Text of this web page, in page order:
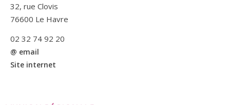
32, rue Clovis
76600 Le Havre
02 32 74 92 20
@ email
Site internet